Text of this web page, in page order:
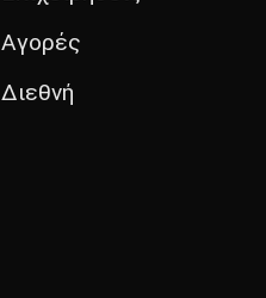
Αγορές
Διεθνή